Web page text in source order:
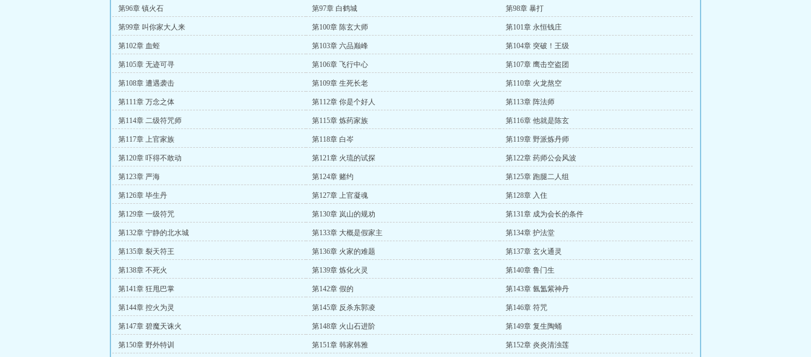
第96章 镇火石 第97章 白鹤城 第98章 暴打
第99章 叫你家大人来 第100章 陈玄大师 第101章 永恒钱庄
第102章 血蛭 第103章 六品巅峰 第104章 突破！王级
第105章 无迹可寻 第106章 飞行中心 第107章 鹰击空盗团
第108章 遭遇袭击 第109章 生死长老 第110章 火龙熬空
第111章 万念之体 第112章 你是个好人 第113章 阵法师
第114章 二级符咒师 第115章 炼药家族 第116章 他就是陈玄
第117章 上官家族 第118章 白岑 第119章 野派炼丹师
第120章 吓得不敢动 第121章 火琉的试探 第122章 药师公会风波
第123章 严海 第124章 赌约 第125章 跑腿二人组
第126章 毕生丹 第127章 上官凝魂 第128章 入住
第129章 一级符咒 第130章 岚山的规劝 第131章 成为会长的条件
第132章 宁静的北水城 第133章 大概是假家主 第134章 护法堂
第135章 裂天符王 第136章 火家的难题 第137章 玄火通灵
第138章 不死火 第139章 炼化火灵 第140章 鲁门生
第141章 狂甩巴掌 第142章 假的 第143章 氤氲紫神丹
第144章 控火为灵 第145章 反杀东郭凌 第146章 符咒
第147章 碧魔天诛火 第148章 火山石进阶 第149章 复生陶蛹
第150章 野外特训 第151章 韩家韩雅 第152章 炎炎清浊莲